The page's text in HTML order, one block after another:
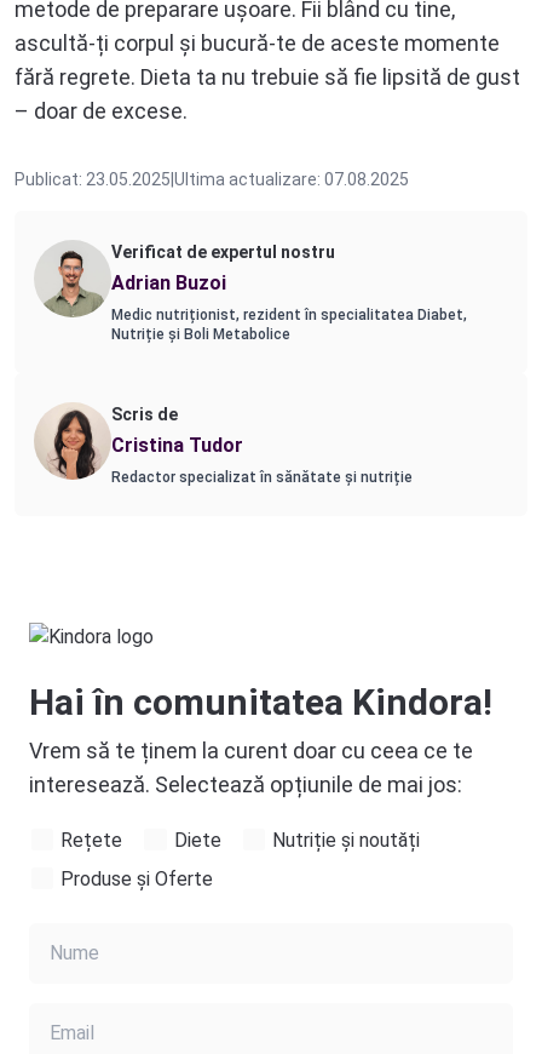
metode de preparare ușoare. Fii blând cu tine,
ascultă-ți corpul și bucură-te de aceste momente
fără regrete. Dieta ta nu trebuie să fie lipsită de gust
– doar de excese.
Publicat: 23.05.2025 Ultima actualizare: 07.08.2025
Verificat de expertul nostru
Adrian Buzoi
Medic nutriționist, rezident în specialitatea Diabet,
Nutriție și Boli Metabolice
Scris de
Cristina Tudor
Redactor specializat în sănătate și nutriție
Hai în comunitatea Kindora!
Vrem să te ținem la curent doar cu ceea ce te
interesează. Selectează opțiunile de mai jos:
Rețete Diete
Nutriție și noutăți
Produse și Oferte